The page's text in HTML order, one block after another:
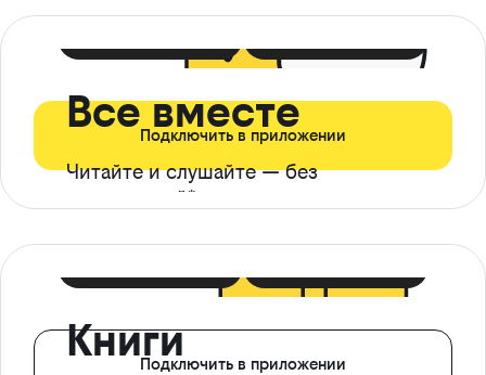
Все вместе
Читайте и слушайте — без
ограничений*
Подключить в приложении
КнигиПодключить в приложении